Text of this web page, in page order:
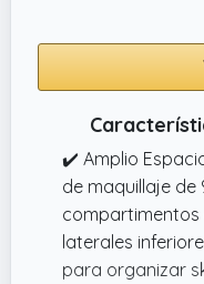
✔️ Amplio
de maquillaje de
compartimentos
laterales
para organizar